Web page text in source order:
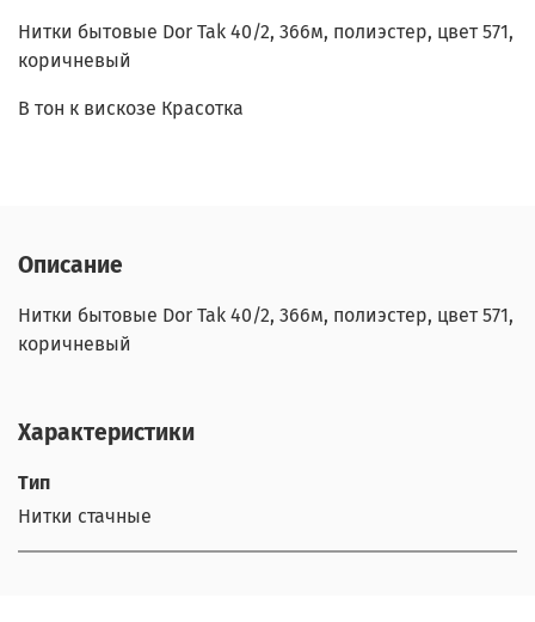
Нитки бытовые Dor Tak 40/2, 366м, полиэстер, цвет 571,
коричневый
В тон к вискозе Красотка
Описание
Нитки бытовые Dor Tak 40/2, 366м, полиэстер, цвет 571,
коричневый
Характеристики
Тип
Нитки стачные